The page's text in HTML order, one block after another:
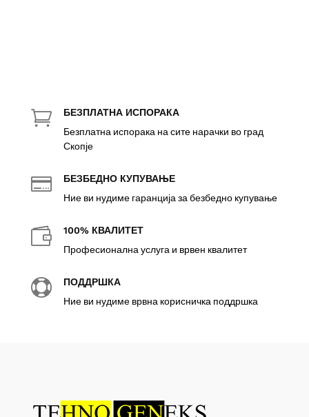
 БЕЗПЛАТНА ИСПОРАКА
Безплатна испорака на сите нарачки во град
Скопје
 БЕЗБЕДНО КУПУВАЊЕ
Ние ви нудиме гаранција за безбедно купување
 100% КВАЛИТЕТ
Професионална услуга и врвен квалитет
 ПОДДРШКА
Ние ви нудиме врвна корисничка поддршка